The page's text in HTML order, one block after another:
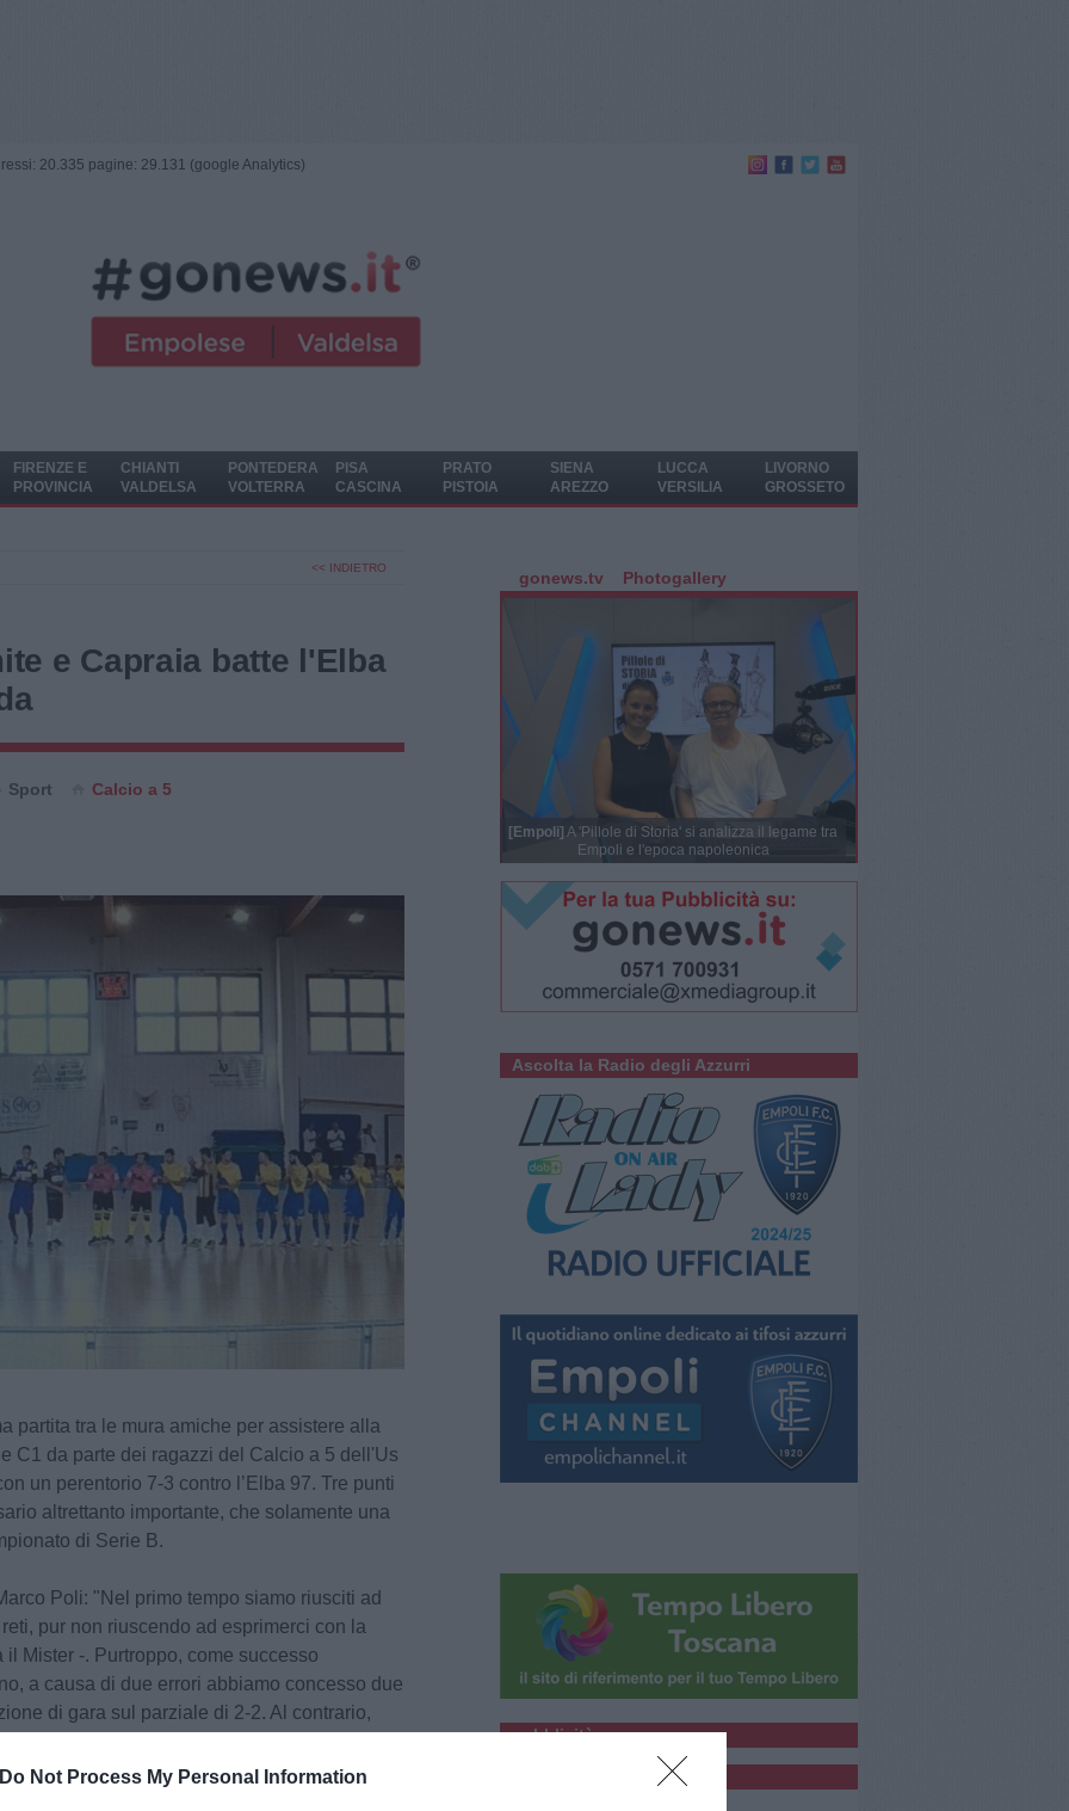
Do Not Process My Personal Information
20.335 pagine: 29.131 (google Analytics)
FIRENZE E
PROVINCIA
CHIANTI
VALDELSA
PONTEDERA
VOLTERRA
PISA
CASCINA
PRATO
PISTOIA
SIENA
AREZZO
LUCCA
VERSILIA
LIVORNO
GROSSETO
<< INDIETRO
e Capraia batte l'Elba
Sport Calcio a 5
partita tra le mura amiche per assistere alla
C1 da parte dei ragazzi del Calcio a 5 dell'Us
un perentorio 7-3 contro l’Elba 97. Tre punti
altrettanto importante, che solamente una
di Serie B.
Poli: "Nel primo tempo siamo riusciti ad
pur non riuscendo ad esprimerci con la
Mister -. Purtroppo, come successo
a causa di due errori abbiamo concesso due
di gara sul parziale di 2-2. Al contrario,
il piglio giusto, ottimizzando il pressing e
a segnare 5 gol in breve tempo e
gonews.tv Photogallery
[Empoli] A 'Pillole di Storia' si analizza il legame tra
Empoli e l'epoca napoleonica
Ascolta la Radio degli Azzurri
pubblicità